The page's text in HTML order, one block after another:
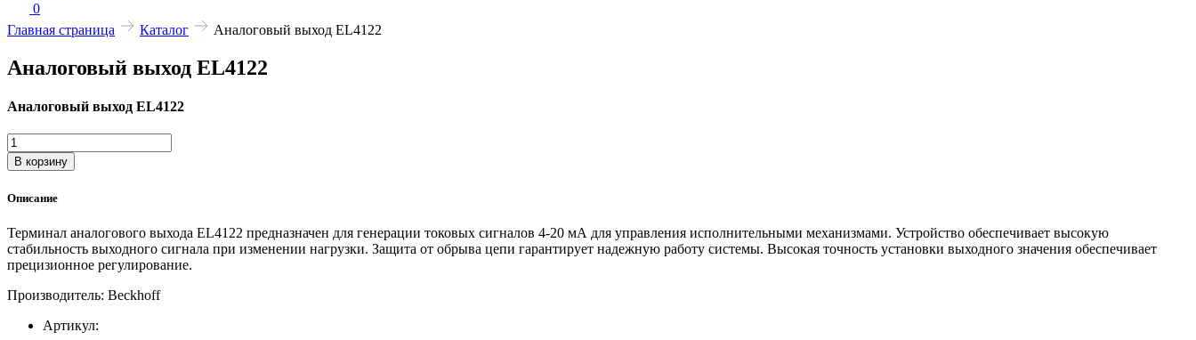
0
Главная страница
Каталог Аналоговый выход EL4122
Аналоговый выход EL4122
Аналоговый выход EL4122
Количество
товара
Аналоговый
EL4122
В корзину
Описание
Терминал аналогового выхода EL4122 предназначен для генерации токовых сигналов 4-20 мА для управления исполнительными механизмами. Устройство обеспечивает высокую
стабильность выходного сигнала при изменении нагрузки. Защита от обрыва цепи гарантирует надежную работу системы. Высокая точность установки выходного значения обеспечивает
прецизионное регулирование.
Производитель: Beckhoff
Артикул: